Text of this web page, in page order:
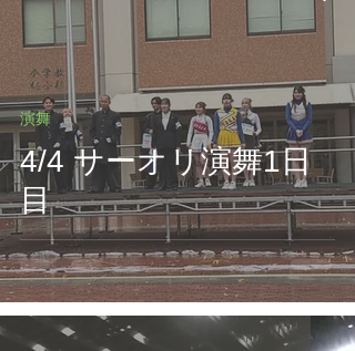
4/4 サーオリ演舞1日
目
演舞